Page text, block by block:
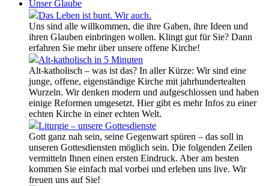
Unser Glaube
Das Leben ist bunt. Wir auch.
Uns sind alle willkommen, die ihre Gaben, ihre Ideen und
ihren Glauben einbringen wollen. Klingt gut für Sie? Dann
erfahren Sie mehr über unsere offene Kirche!
Alt-katholisch in 5 Minuten
Alt-katholisch – was ist das? In aller Kürze: Wir sind eine
junge, offene, eigenständige Kirche mit jahrhundertealten
Wurzeln. Wir denken modern und aufgeschlossen und haben
einige Reformen umgesetzt. Hier gibt es mehr Infos zu einer
echten Kirche in einer echten Welt.
Liturgie – unsere Gottesdienste
Gott ganz nah sein, seine Gegenwart spüren – das soll in
unseren Gottesdiensten möglich sein. Die folgenden Zeilen
vermitteln Ihnen einen ersten Eindruck. Aber am besten
kommen Sie einfach mal vorbei und erleben uns live. Wir
freuen uns auf Sie!